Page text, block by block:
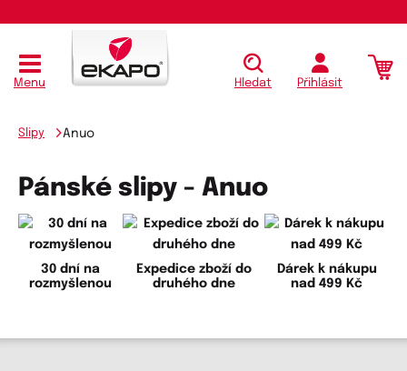
Menu Hledat Přihlásit
Slipy Anuo
Pánské slipy - Anuo
30 dní na
rozmyšlenou
Expedice zboží do
druhého dne
Dárek k nákupu
nad 499 Kč